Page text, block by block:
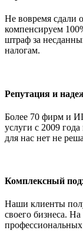
Не вовремя сдали
компенсируем
штраф за
налогам.
Репутация и
Более 70 фирм и
услуги с 2009
для нас нет не
Комплексный
Наши клиенты
своего бизнеса. На